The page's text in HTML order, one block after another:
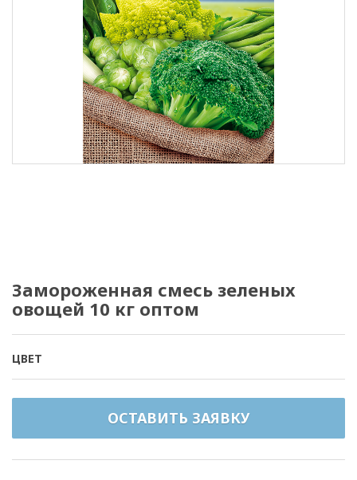
Замороженная смесь зеленых
овощей 10 кг оптом
ЦВЕТ
ОСТАВИТЬ ЗАЯВКУ